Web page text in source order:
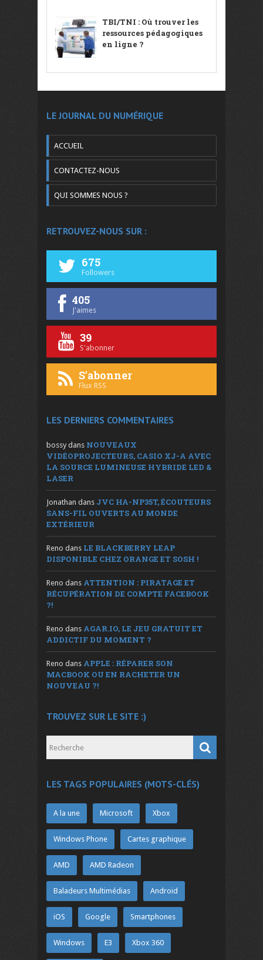
TBI/TNI : Où trouver les
ressources pédagogiques
en ligne ?
LE JOURNAL DU NUMÉRIQUE
ACCUEIL
CONTACTEZ-NOUS
QUI SOMMES NOUS ?
RETROUVEZ-NOUS SUR :
675
Followers
405
J'aimes
39
S'abonner
S'abonner
Flux RSS
LES DERNIERS COMMENTAIRES
bossy dans NOUVEAUX
VIDÉOPROJECTEURS, CASIO XJ-A AVEC
LA SOURCE LUMINEUSE HYBRIDE LED &
LASER
Jonathan dans JVC HA-NP35T, ÉCOUTEURS
SANS-FIL OUVERTS AU MONDE
EXTÉRIEUR
Reno dans LE BLACKBERRY LEAP
DISPONIBLE CHEZ ORANGE ET SOSH !
Reno dans ATTENTION : PIRATAGE ET
RÉCUPÉRATION DE COMPTE FACEBOOK
?!
Reno dans AGAR.IO, LE JEU GRATUIT ET
ADDICTIF DU MOMENT ?
Reno dans APPLE : RÉPARER SON
MACBOOK OU EN RACHETER UN
NOUVEAU ?!
TROUVEZ SUR LE SITE :)
LES TAGS POPULAIRES (MOTS-CLÉS)
A la une Microsoft Xbox
Windows Phone Cartes graphique
AMD AMD Radeon
Baladeurs Multimédias Android
iOS Google Smartphones
Windows E3 Xbox 360